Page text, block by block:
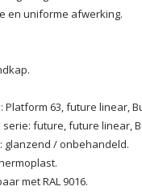
en uniforme afwerking.
Platform 63, future linear,
future, future linear,
glanzend / onbehandeld.
met RAL 9016.